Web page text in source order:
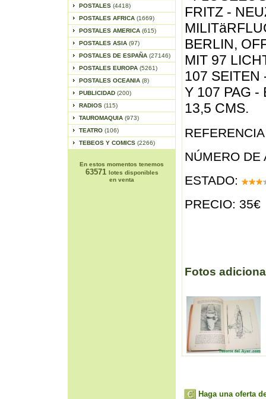
POSTALES (4418)
POSTALES AFRICA (1669)
POSTALES AMERICA (615)
POSTALES ASIA (97)
POSTALES DE ESPAÑA (27146)
POSTALES EUROPA (5261)
POSTALES OCEANIA (8)
PUBLICIDAD (200)
RADIOS (115)
TAUROMAQUIA (973)
TEATRO (106)
TEBEOS Y COMICS (2266)
En estos momentos tenemos
63571 lotes disponibles
en venta
FRITZ -
BERLIN,
MIT 97
107 SEITEN
Y 107 PAG -
13,5 CMS.
NÚMERO DE
ESTADO:
PRECIO: 35€
Fotos
Haga una oferta